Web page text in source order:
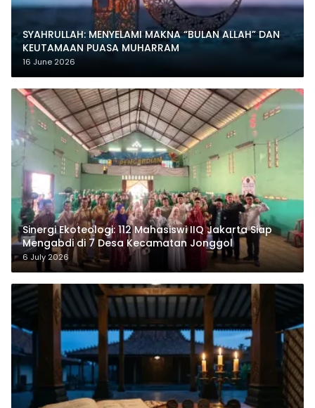
SYAHRULLAH: MENYELAMI MAKNA “BULAN ALLAH” DAN
KEUTAMAAN PUASA MUHARRAM
16 June 2026
‎Sinergi Ekoteologi: 112 Mahasiswi IIQ Jakarta Siap
Mengabdi di 7 Desa Kecamatan Jonggol
6 July 2026